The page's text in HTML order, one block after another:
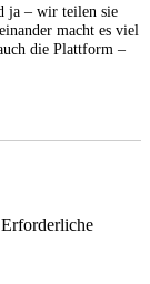
ja – wir tei­len sie
macht es viel
die Platt­form –
Erforderliche